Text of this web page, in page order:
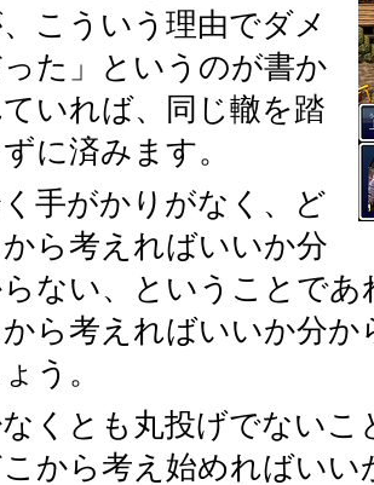
こういう理由でダメ
た」というのが書か
いれば、同じ轍を踏
ずに済みます。
手がかりがなく、ど
から考えればいいか分
ない、ということで
から考えればいいか分
う。
くとも丸投げでない
こから考え始めればい